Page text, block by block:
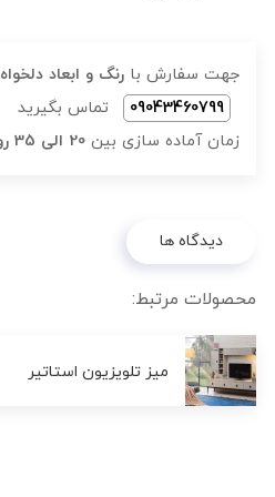
جهت سفارش با رنگ و ابعاد دلخواه
09043460799
تماس بگیرید
زمان آماده سازی بین 20 الی 35 روز کاری
دیدگاه ها
محصولات مرتبط:
میز تلویزیون استاتیر